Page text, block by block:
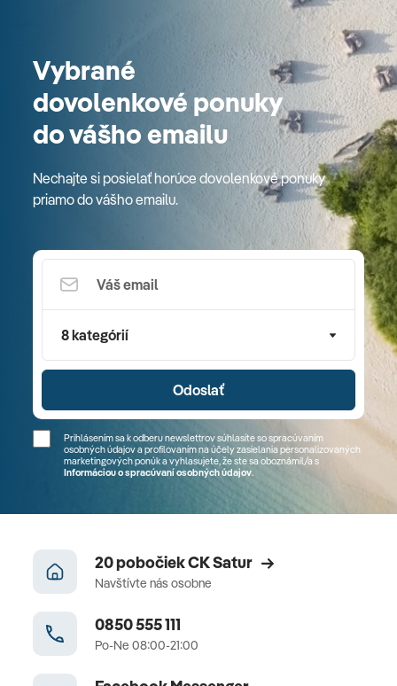
Vybrané
dovolenkové ponuky
do vášho emailu
Nechajte si posielať horúce dovolenkové ponuky
priamo do vášho emailu.
8 kategórií
Odoslať
Prihlásením sa k odberu newslettrov súhlasíte so spracúvaním
osobných údajov a profilovaním na účely zasielania personalizovaných
marketingových ponúk a vyhlasujete, že ste sa oboznámil/a s
Informáciou o spracúvaní osobných údajov.
20 pobočiek CK Satur
Navštívte nás osobne
0850 555 111
Po-Ne 08:00-21:00